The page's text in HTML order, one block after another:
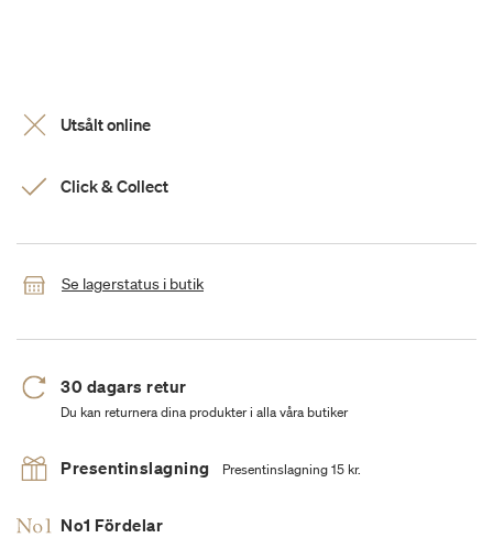
Utsålt online
Click & Collect
Se lagerstatus i butik
30 dagars retur
Du kan returnera dina produkter i alla våra butiker
Presentinslagning Presentinslagning 15 kr.
No1 Fördelar